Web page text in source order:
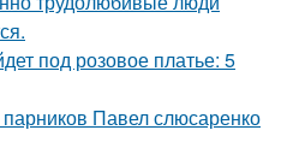
под розовое платье: 5
Павел слюсаренко